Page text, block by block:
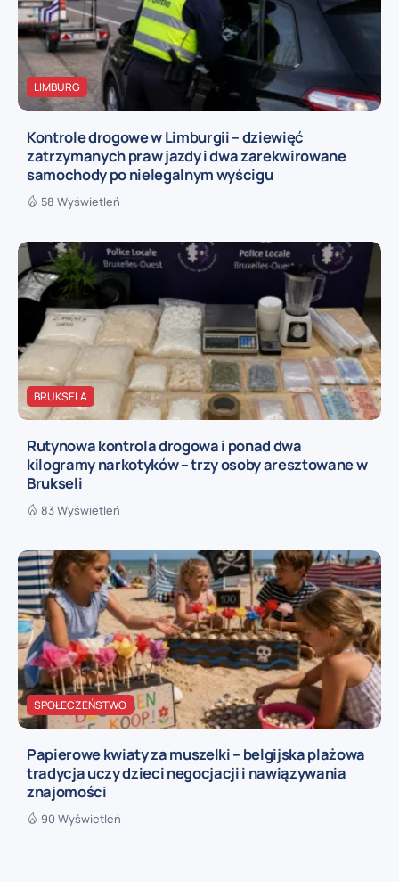
LIMBURG
Kontrole drogowe w Limburgii – dziewięć
zatrzymanych praw jazdy i dwa zarekwirowane
samochody po nielegalnym wyścigu
58 Wyświetleń
BRUKSELA
Rutynowa kontrola drogowa i ponad dwa
kilogramy narkotyków – trzy osoby aresztowane w
Brukseli
83 Wyświetleń
SPOŁECZEŃSTWO
Papierowe kwiaty za muszelki – belgijska plażowa
tradycja uczy dzieci negocjacji i nawiązywania
znajomości
90 Wyświetleń